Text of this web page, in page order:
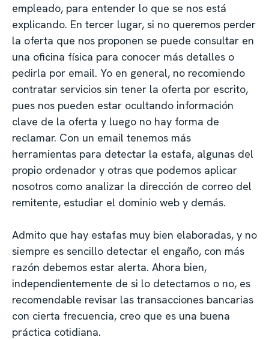
empleado, para entender lo que se nos está
explicando. En tercer lugar, si no queremos perder
la oferta que nos proponen se puede consultar en
una oficina física para conocer más detalles o
pedirla por email. Yo en general, no recomiendo
contratar servicios sin tener la oferta por escrito,
pues nos pueden estar ocultando información
clave de la oferta y luego no hay forma de
reclamar. Con un email tenemos más
herramientas para detectar la estafa, algunas del
propio ordenador y otras que podemos aplicar
nosotros como analizar la dirección de correo del
remitente, estudiar el dominio web y demás.
Admito que hay estafas muy bien elaboradas, y no
siempre es sencillo detectar el engaño, con más
razón debemos estar alerta. Ahora bien,
independientemente de si lo detectamos o no, es
recomendable revisar las transacciones bancarias
con cierta frecuencia, creo que es una buena
práctica cotidiana.